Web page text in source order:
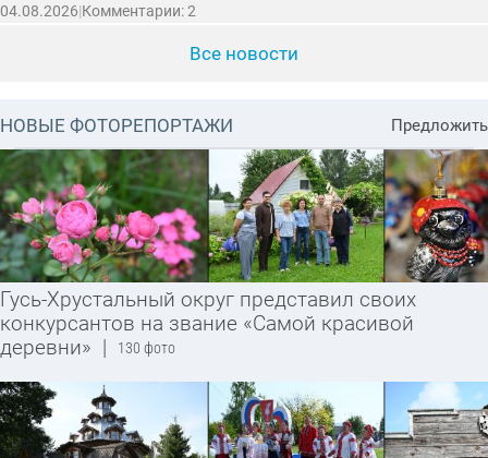
04.08.2026|Комментарии: 2
Все новости
НОВЫЕ ФОТОРЕПОРТАЖИ Предложить
Гусь-Хрустальный округ представил своих
конкурсантов на звание «Самой красивой
деревни» | 130 фото